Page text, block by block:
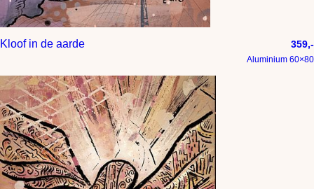
Kloof in de aarde 359,-
Aluminium 60×80